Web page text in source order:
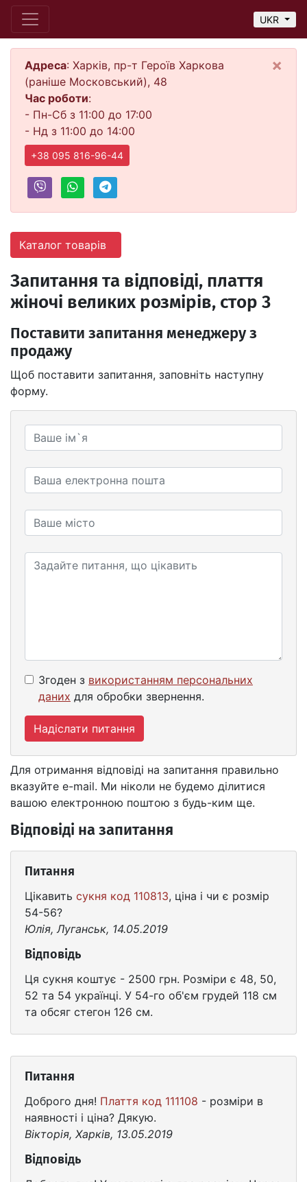
UKR
Адреса: Харків, пр-т Героїв Харкова
(раніше Московський), 48
Час роботи:
- Пн-Сб з 11:00 до 17:00
- Нд з 11:00 до 14:00
+38 095 816-96-44
×
Каталог товарів
Запитання та відповіді, плаття
жіночі великих розмірів, стор 3
Поставити запитання менеджеру з
продажу
Щоб поставити запитання, заповніть наступну
форму.
Згоден з використанням персональних
даних для обробки звернення.
Надіслати питання
Для отримання відповіді на запитання правильно
вказуйте e-mail. Ми ніколи не будемо ділитися
вашою електронною поштою з будь-ким ще.
Відповіді на запитання
Питання
Цікавить сукня код 110813, ціна і чи є розмір
54-56?
Юлія, Луганськ, 14.05.2019
Відповідь
Ця сукня коштує - 2500 грн. Розміри є 48, 50,
52 та 54 українці. У 54-го об'єм грудей 118 см
та обсяг стегон 126 см.
Питання
Доброго дня! Плаття код 111108 - розміри в
наявності і ціна? Дякую.
Вікторія, Харків, 13.05.2019
Відповідь